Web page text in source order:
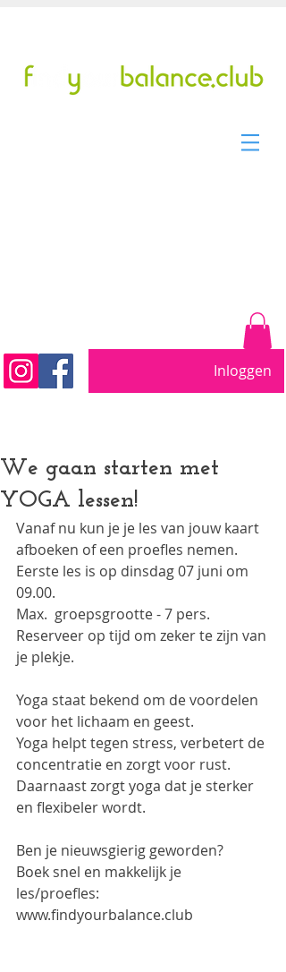
Inloggen
We gaan starten met
YOGA lessen!
Vanaf nu kun je je les van jouw kaart
afboeken of een proefles nemen.
Eerste les is op dinsdag 07 juni om
09.00.
Max.  groepsgrootte - 7 pers.
Reserveer op tijd om zeker te zijn van
je plekje.
Yoga staat bekend om de voordelen
voor het lichaam en geest.
Yoga helpt tegen stress, verbetert de
concentratie en zorgt voor rust.
Daarnaast zorgt yoga dat je sterker
en flexibeler wordt.
Ben je nieuwsgierig geworden?
Boek snel en makkelijk je
les/proefles:
www.findyourbalance.club